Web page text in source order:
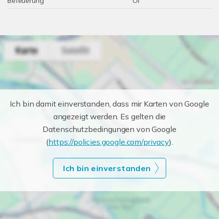
Ich bin damit einverstanden, dass mir Karten von Google
angezeigt werden. Es gelten die
Datenschutzbedingungen von Google
(https://policies.google.com/privacy).
Ich bin einverstanden